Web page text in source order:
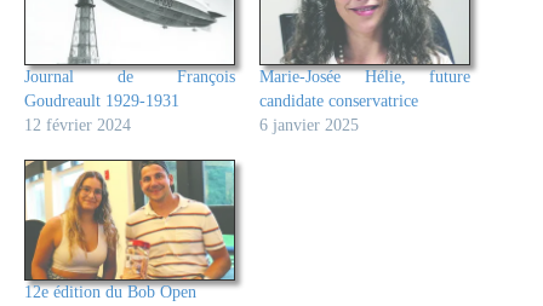
Journal de François
Goudreault 1929-1931
12 février 2024
Marie-Josée Hélie, future
candidate conservatrice
6 janvier 2025
12e édition du Bob Open